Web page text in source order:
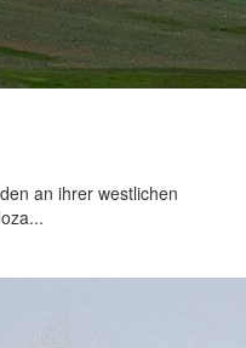
an ihrer westlichen